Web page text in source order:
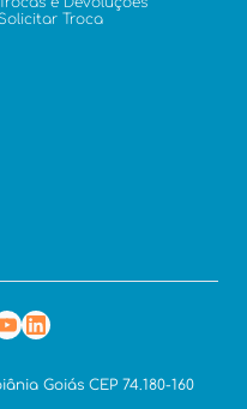
Solicitar Troca
Goiás CEP 74.180-160